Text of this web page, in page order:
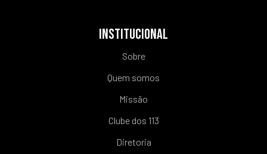
INSTITUCIONAL
Sobre
Quem somos
Missão
Clube dos 113
Diretoria